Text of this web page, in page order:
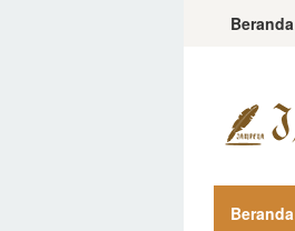
LoncatBeranda
Beranda